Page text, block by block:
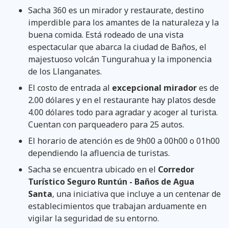
Sacha 360 es un mirador y restaurate, destino
imperdible para los amantes de la naturaleza y la
buena comida. Está rodeado de una vista
espectacular que abarca la ciudad de Baños, el
majestuoso volcán Tungurahua y la imponencia
de los Llanganates.
El costo de entrada al excepcional miradores de
2.00 dólares y en el restaurante hay platos desde
4.00 dólares todo para agradar y acoger al turista.
Cuentan con parqueadero para 25 autos.
El horario de atención es de 9h00 a 00h00 o 01h00
dependiendo la afluencia de turistas.
Sacha se encuentra ubicado en el Corredor
Turístico Seguro Runtún - Baños de Agua
Santa, una iniciativa que incluye a un centenar de
establecimientos que trabajan arduamente en
vigilar la seguridad de su entorno.